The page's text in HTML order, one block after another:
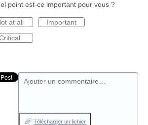
point est-ce important pour vous ?
at all
Important
Ajouter un commentaire…
Télécharger un fichier